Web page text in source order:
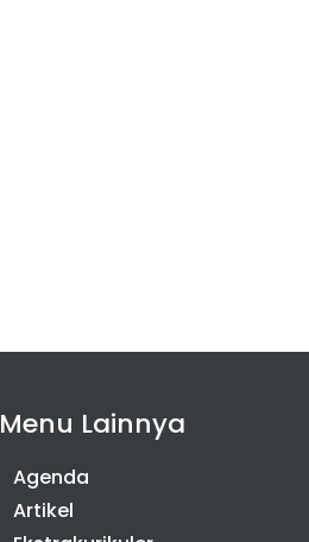
Menu Lainnya
Agenda
Artikel